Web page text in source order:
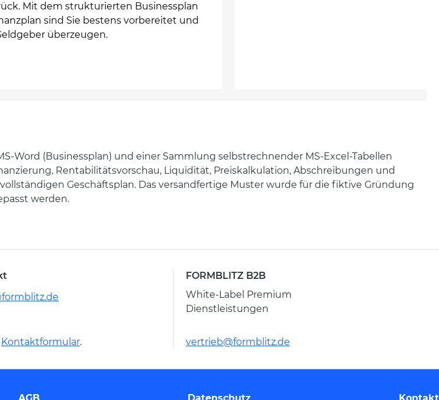
Mit dem strukturierten Businessplan
sind Sie bestens vorbereitet und
überzeugen.
Word (Businessplan) und einer Sammlung selbstrechnender MS-Excel-Tabellen
Rentabilitätsvorschau, Liquidität, Preiskalkulation, Abschreibungen und
Geschäftsplan. Das versandfertige Muster wurde für die fiktive Gründung
werden.
Kontaktformular.
FORMBLITZ B2B
White-Label Premium
Dienstleistungen
vertrieb@formblitz.de